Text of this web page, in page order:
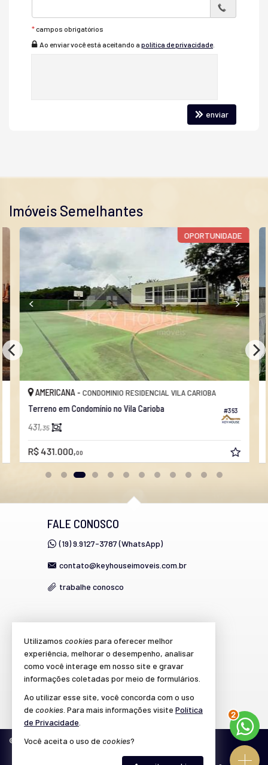
*campos obrigatórios
Ao enviar você está aceitando a política de privacidade.
enviar
Imóveis Semelhantes
OPORTUNIDADE
#363
AMERICANA - CONDOMINIO RESIDENCIAL VILA CARIOBA
Terreno em Condomínio no Vila Carioba
431,35
R$ 431.000,00
FALE CONOSCO
(19) 9.9127-3787 (WhatsApp)
contato@keyhouseimoveis.com.br
trabalhe conosco
cadastre seu imóvel
imóveis favoritos
mapa de imóveis
© 2026CRECI/SP 39.864-J Política de Privacidade
Utilizamos cookiespara oferecer melhor
experiência, melhorar o desempenho, analisar
como você interage em nosso site e gravar
informações coletadas por meio de formulários.
Ao utilizar esse site, você concorda com o uso
de cookies . Para mais informações visite Política
de Privacidade
Você aceita o uso de cookies?